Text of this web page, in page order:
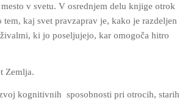
v svetu. V osrednjem delu knjige otrok
kaj svet pravzaprav je, kako je razdeljen
ki jo poseljujejo, kar omogoča hitro
Zemlja.
kognitivnih sposobnosti pri otrocih, starih